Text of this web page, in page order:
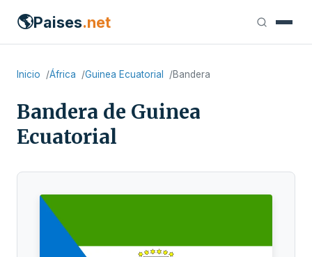
🌎Paises.net
Inicio África Guinea Ecuatorial Bandera
Bandera de Guinea
Ecuatorial